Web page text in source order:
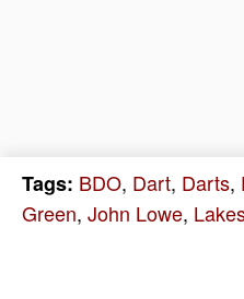
Tags: BDO, Dart, Darts,
Green, John Lowe,